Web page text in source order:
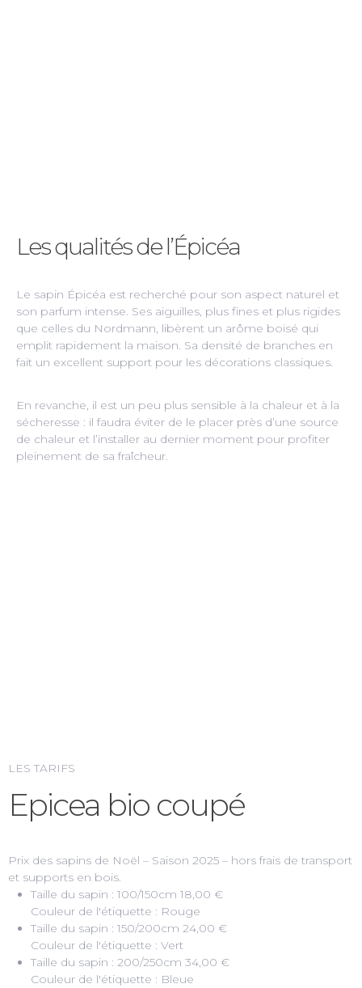
Les qualités de l’Épicéa
Le sapin Épicéa est recherché pour son aspect naturel et
son parfum intense. Ses aiguilles, plus fines et plus rigides
que celles du Nordmann, libèrent un arôme boisé qui
emplit rapidement la maison. Sa densité de branches en
fait un excellent support pour les décorations classiques.
En revanche, il est un peu plus sensible à la chaleur et à la
sécheresse : il faudra éviter de le placer près d’une source
de chaleur et l’installer au dernier moment pour profiter
pleinement de sa fraîcheur.
LES TARIFS
Epicea bio coupé
Prix des sapins de Noël – Saison 2025 – hors frais de transport
et supports en bois.
Taille du sapin : 100/150cm 18,00 €
Couleur de l'étiquette : Rouge
Taille du sapin : 150/200cm 24,00 €
Couleur de l'étiquette : Vert
Taille du sapin : 200/250cm 34,00 €
Couleur de l'étiquette : Bleue